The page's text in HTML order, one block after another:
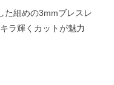
た細めの3mmブレスレ
ラ輝くカットが魅力